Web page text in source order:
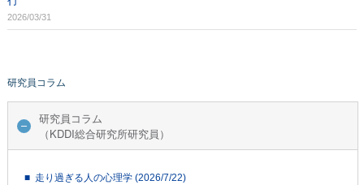
2026/03/31
研究員コラム
研究員コラム
（KDDI総合研究所研究員）
■ 走り過ぎる人の心理学 (2026/7/22)